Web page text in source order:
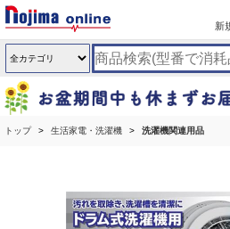
新
トップ 生活家電・洗濯機 洗濯機関連用品